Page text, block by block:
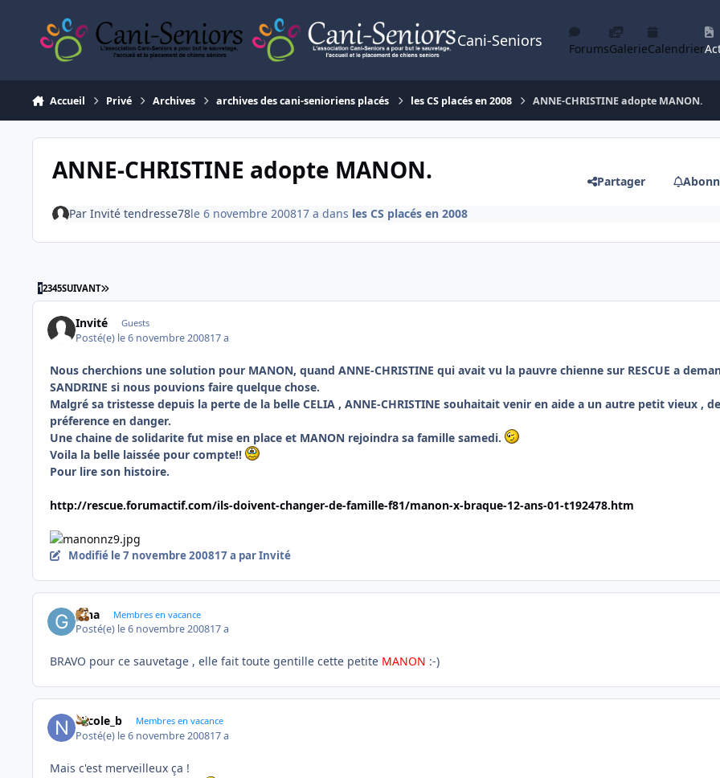
Cani-Seniors ForumsGalerieCalendrier
Accueil Privé Archives archives des cani-senioriens placés les CS placés en 2008 ANNE-CHRISTINE adopte MANON.
ANNE-CHRISTINE adopte MANON. Partager
Par Invité tendresse78le 6 novembre 200817 a dans les CS placés en 2008
12345SUIVANT DERNIÈRE PAGE
Invité Guests
Posté(e) le 6 novembre 200817 a
Nous cherchions une solution pour MANON, quand ANNE-CHRISTINE qui avait vu la pauvre chienne sur RESCUE a
SANDRINE si nous pouvions faire quelque chose.
Malgré sa tristesse depuis la perte de la belle CELIA , ANNE-CHRISTINE souhaitait venir en aide a un autre petit vieux , de
préference en danger.
Une chaine de solidarite fut mise en place et MANON rejoindra sa famille samedi.
Voila la belle laissée pour compte!!
Pour lire son histoire.
http://rescue.forumactif.com/ils-doivent-changer-de-famille-f81/manon-x-braque-12-ans-01-t192478.htm
Modifié le 7 novembre 200817 a par Invité
gina Membres en vacance
Posté(e) le 6 novembre 200817 a
BRAVO pour ce sauvetage , elle fait toute gentille cette petite MANON :-)
Nicole_b Membres en vacance
Posté(e) le 6 novembre 200817 a
Mais c'est merveilleux ça !